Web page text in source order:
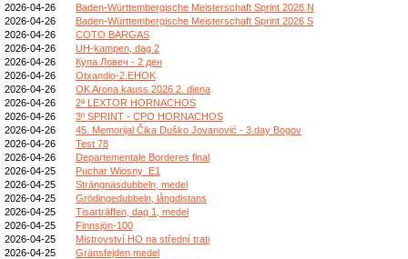
2026-04-26
Baden-Württembergische Meisterschaft Sprint 2026 N
2026-04-26
Baden-Württembergische Meisterschaft Sprint 2026 S
2026-04-26
COTO BARGAS
2026-04-26
UH-kampen, dag 2
2026-04-26
Купа Ловеч - 2 ден
2026-04-26
Otxandio-2.EHOK
2026-04-26
OK Arona kauss 2026 2. diena
2026-04-26
2ª LEXTOR HORNACHOS
2026-04-26
3º SPRINT - CPO HORNACHOS
2026-04-26
45. Memorijal Čika Duško Jovanović - 3.day Bogov
2026-04-26
Test 78
2026-04-26
Departementale Borderes final
2026-04-25
Puchar Wiosny_E1
2026-04-25
Strängnäsdubbeln, medel
2026-04-25
Grödingedubbeln, långdistans
2026-04-25
Tisarträffen, dag 1, medel
2026-04-25
Finnsjön-100
2026-04-25
Mistrovství HO na střední trati
2026-04-25
Gränsfejden medel